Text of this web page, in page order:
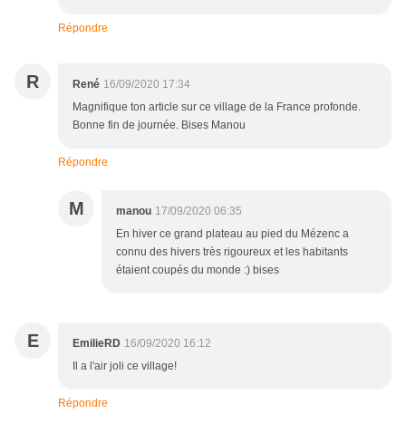
Répondre
R René 16/09/2020 17:34
Magnifique ton article sur ce village de la France profonde.
Bonne fin de journée. Bises Manou
Répondre
M manou 17/09/2020 06:35
En hiver ce grand plateau au pied du Mézenc a
connu des hivers très rigoureux et les habitants
étaient coupés du monde :) bises
E EmilieRD 16/09/2020 16:12
Il a l'air joli ce village!
Répondre